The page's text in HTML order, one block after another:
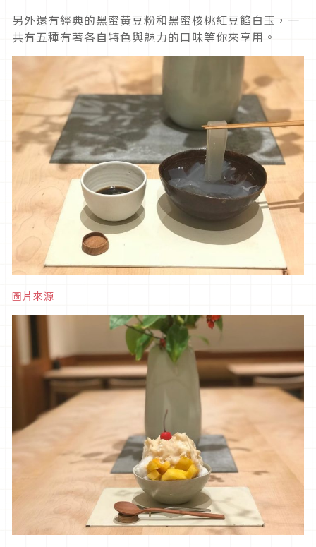
另外還有經典的黑蜜黃豆粉和黑蜜核桃紅豆餡白玉，一
共有五種有著各自特色與魅力的口味等你來享用。
圖片來源